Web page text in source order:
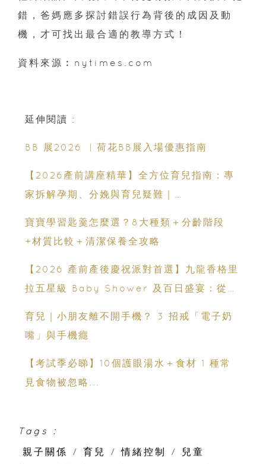
錯，爸媽應多探討錯誤行為背後的成因及動
機，才可找出最合適的教導方式！
資料來源︰nytimes.com
延伸閱讀 :
BB 展2026 ︳荷花BB展入場優惠指南
【2026產前講座精華】全方位育兒指南：專
家拆解孕期、分娩與育兒疑難｜
寶寶學習匙羹怎麼選？8大種類＋分齡階段
+材質比較＋清潔保養全攻略
【2026 產前產後慶祝派對首選】九龍香格里
拉五星級 Baby Shower 及百日盛宴：從米
育兒｜小朋友離不開手機？ 3 招戒「電子奶
嘴」與手機癮
【考試季必睇】10個護眼湯水＋食材 1 種常
見食物被忽略...
Tags :
親子關係
/ 育兒 / 情緒控制 /
兒童